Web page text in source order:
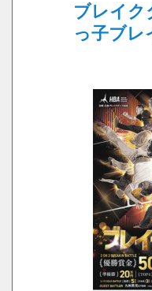
ブレイク
っ子ブレ